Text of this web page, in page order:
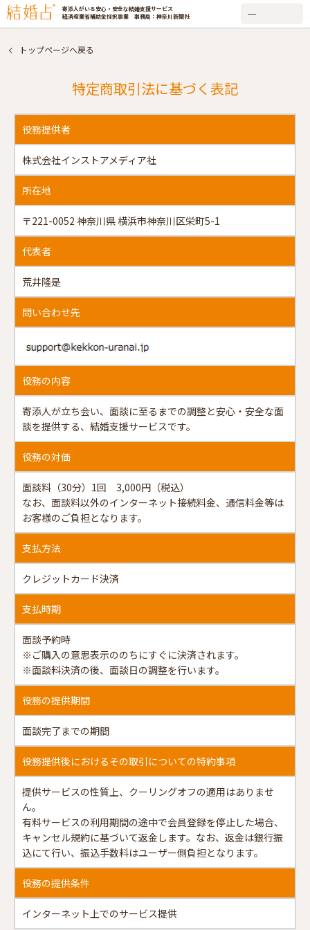
寄添人がいる安心・安全な結婚支援サービス
経済産業省補助金採択事業 事務局：神奈川新聞社
トップページへ戻る
特定商取引法に基づく表記
役務提供者
株式会社インストアメディア社
所在地
〒221-0052 神奈川県 横浜市神奈川区栄町5-1
代表者
荒井隆是
問い合わせ先
役務の内容
寄添人が立ち会い、面談に至るまでの調整と安⼼・安全な面
談を提供する、結婚支援サービスです。
役務の対価
面談料（30分）1回 3,000円（税込）
なお、面談料以外のインターネット接続料金、通信料金等は
お客様のご負担となります。
支払方法
クレジットカード決済
支払時期
面談予約時
※ご購入の意思表示ののちにすぐに決済されます。
※面談料決済の後、面談日の調整を行います。
役務の提供期間
面談完了までの期間
役務提供後におけるその取引についての特約事項
提供サービスの性質上、クーリングオフの適用はありませ
ん。
有料サービスの利用期間の途中で会員登録を停止した場合、
キャンセル規約に基づいて返金します。なお、返金は銀行振
込にて行い、振込手数料はユーザー側負担となります。
役務の提供条件
インターネット上でのサービス提供